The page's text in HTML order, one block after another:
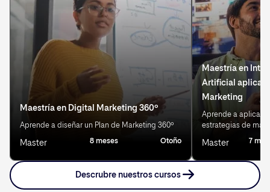
Maestría en Digital Marketing 360º
Aprende a diseñar un Plan de Marketing 360º
Master 8 meses Otoño
Maestría en
Artificial
Marketing
Aprende a aplicar
estrategias de
Master 7
Descrubre nuestros cursos